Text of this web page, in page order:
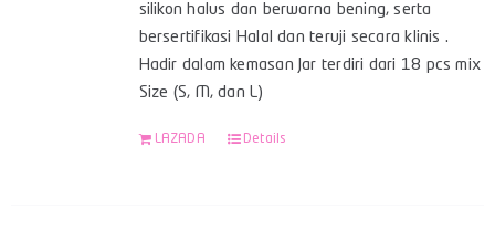
silikon halus dan berwarna bening, serta
bersertifikasi Halal dan teruji secara klinis .
Hadir dalam kemasan Jar terdiri dari 18 pcs mix
Size (S, M, dan L)
LAZADA Details